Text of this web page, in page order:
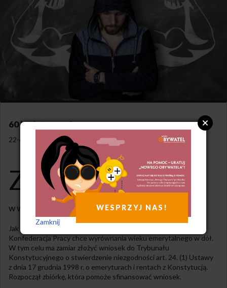
60 lat i starczy?
22-6-2023
Z
wiązkowcy z OPZZ Konfederacji Pracy chcą
wyrównania wieku emerytalnego w dół –
by mężczyźni mogli przechodzić na emeryturę
w wieku 60 lat.
Jak informuje portal pulshr.pl, związek zawodowy OPZZ
Konfederacja Pracy chce wyrównania wieku emerytalnego w dół.
W tym celu ma zamiar złożyć wniosek do Trybunału
Konstytucyjnego o stwierdzenie niezgodności art. 24. (1) Ustawy
z dnia 17 grudnia 1998 r. o emeryturach i rentach z Konstytucją.
Rozpoczął zbiórkę, która pomoże sfinansować wniosek.
WESPRZYJ NAS!
Zamknij